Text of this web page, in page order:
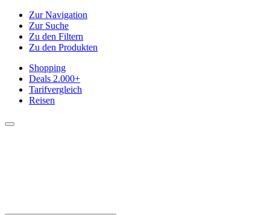
Zur Navigation
Zur Suche
Zu den Filtern
Zu den Produkten
Shopping
Deals 2.000+
Tarifvergleich
Reisen